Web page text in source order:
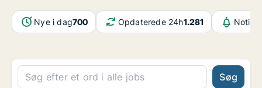
Nye i dag700 Opdaterede 24h1.281
Søg